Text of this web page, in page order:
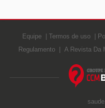
Equipe Termos de uso
Regulamento
A Revista Da